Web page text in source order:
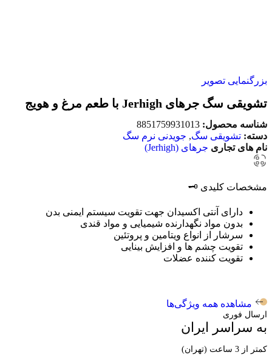
بزرگنمایی تصویر
تشویقی سگ جرهای Jerhigh با طعم مرغ و هویج
شناسه محصول: 8851759931013
دسته: تشویقی سگ, جویدنی نرم سگ
نام های تجاری جرهای (Jerhigh)
مشخصات کلیدی 🗝️
دارای آنتی اکسیدان جهت تقویت سیستم ایمنی بدن
بدون مواد نگهدارنده شیمیایی و مواد قندی
سرشار از انواع ویتامین و پروتئین
تقویت چشم ها و افزایش بینایی
تقویت کننده عضلات
مشاهده همه ویژگی‌ها
ارسال فوری
به سراسر ایران
کمتر از 3 ساعت (تهران)